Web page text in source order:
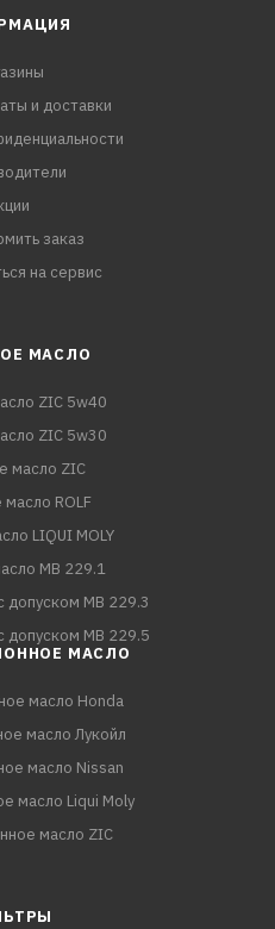
и доставки
заказ
на сервис
МАСЛО
ZIC 5w40
ZIC 5w30
масло ZIC
ROLF
LIQUI MOLY
MB 229.1
MB 229.3
MB 229.5
МАСЛО
масло Honda
масло Лукойл
масло Nissan
масло Liqui Moly
масло ZIC